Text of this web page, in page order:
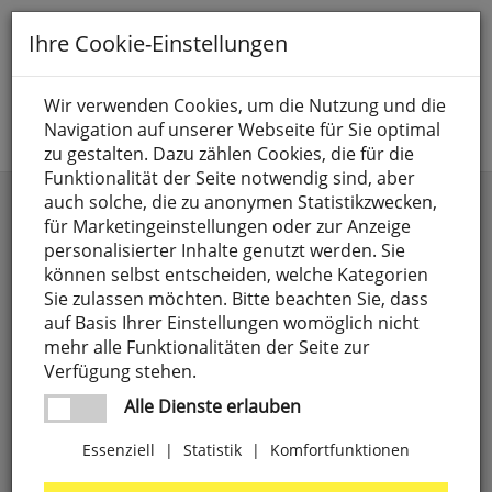
Toggle
Suche nach
Jetzt anmelden
Dübel & Zubehör
Ihre Cookie-Einstellungen
Wir verwenden Cookies, um die Nutzung und die
Navigation auf unserer Webseite für Sie optimal
zu gestalten. Dazu zählen Cookies, die für die
Funktionalität der Seite notwendig sind, aber
auch solche, die zu anonymen Statistikzwecken,
für Marketingeinstellungen oder zur Anzeige
personalisierter Inhalte genutzt werden. Sie
können selbst entscheiden, welche Kategorien
Sie zulassen möchten. Bitte beachten Sie, dass
auf Basis Ihrer Einstellungen womöglich nicht
mehr alle Funktionalitäten der Seite zur
Verfügung stehen.
Alle Dienste erlauben
Essenziell | Statistik | Komfortfunktionen